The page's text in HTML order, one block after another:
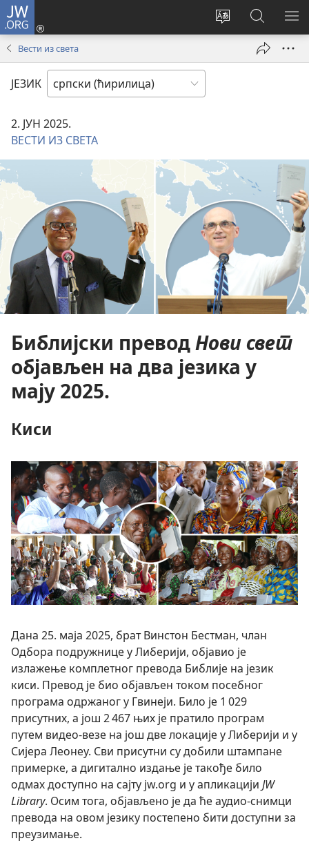
JW.ORG
Промени
Пријава
(отвара
Претрага
сајта
JW.ORG
Вести из света
ЈЕЗИК
2. ЈУН 2025.
ВЕСТИ ИЗ СВЕТА
Библијски преводНови свет
објављен на два језика у
мају 2025.
Киси
Дана 25. маја 2025, брат Винстон Бестман, члан
Одбора подружнице у Либерији, објавио је
излажење комплетног превода Библије на језик
киси. Превод је био објављен током посебног
програма одржаног у Гвинеји. Било је 1 029
присутних, а још 2 467 њих је пратило програм
путем видео-везе на још две локације у Либерији и у
Сијера Леонеу. Сви присутни су добили штампане
примерке, а дигитално издање је такође било
одмах доступно на сајту jw.org и у апликацији JW
Library. Осим тога, објављено је да ће аудио-снимци
превода на овом језику постепено бити доступни за
преузимање.